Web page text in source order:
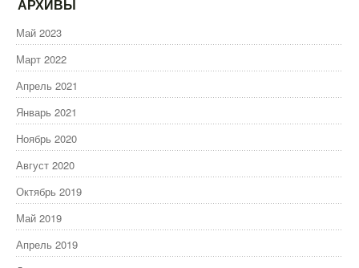
АРХИВЫ
Май 2023
Март 2022
Апрель 2021
Январь 2021
Ноябрь 2020
Август 2020
Октябрь 2019
Май 2019
Апрель 2019